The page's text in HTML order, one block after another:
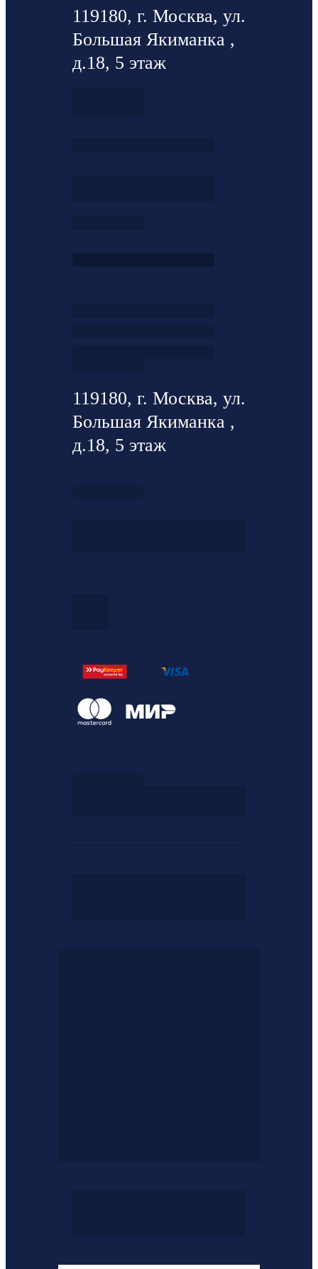
119180, г. Москва, ул.
Большая Якиманка ,
д.18, 5 этаж
119180, г. Москва, ул.
Большая Якиманка ,
д.18, 5 этаж